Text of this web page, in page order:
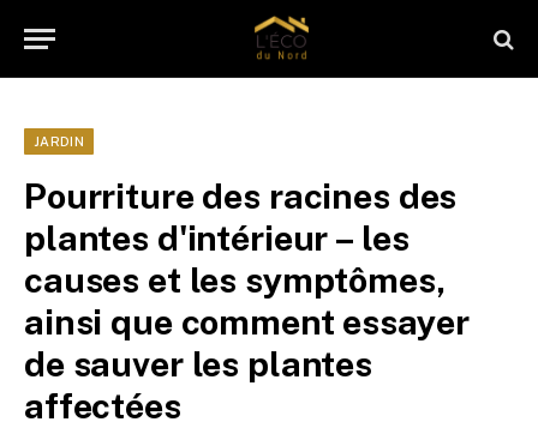
JARDIN
Pourriture des racines des
plantes d'intérieur – les
causes et les symptômes,
ainsi que comment essayer
de sauver les plantes
affectées